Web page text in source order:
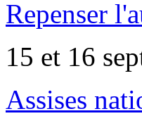
Repenser
15 et 16
Assises